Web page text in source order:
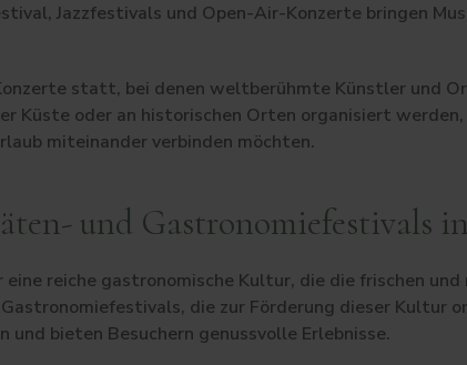
Jazzfestivals und Open-Air-Konzerte bringen
statt, bei denen weltberühmte Künstler und
Küste oder an historischen Orten organisiert
miteinander verbinden möchten.
und Gastronomiefestivals
reiche gastronomische Kultur, die die frischen
die zur Förderung dieser Kultur
bieten Besuchern genussvolle Erlebnisse.